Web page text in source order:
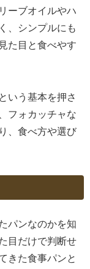
ーブオイルやハ
、シンプルにも
た目と食べやす
いう基本を押さ
フォカッチャな
、食べ方や選び
パンなのかを知
目だけで判断せ
きた食事パンと